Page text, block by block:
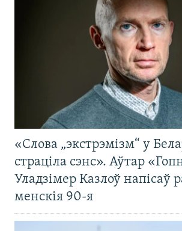
«Слова „экстрэмізм“ у
страціла сэнс». Аўтар
Уладзімер Казлоў напісаў
менскія 90-я